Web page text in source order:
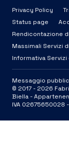
Privacy Policy
Status page
Rendicontazione
Massimali Servizi
Informativa
Messaggio
© 2017 - 2026
Biella -
IVA 02675650028